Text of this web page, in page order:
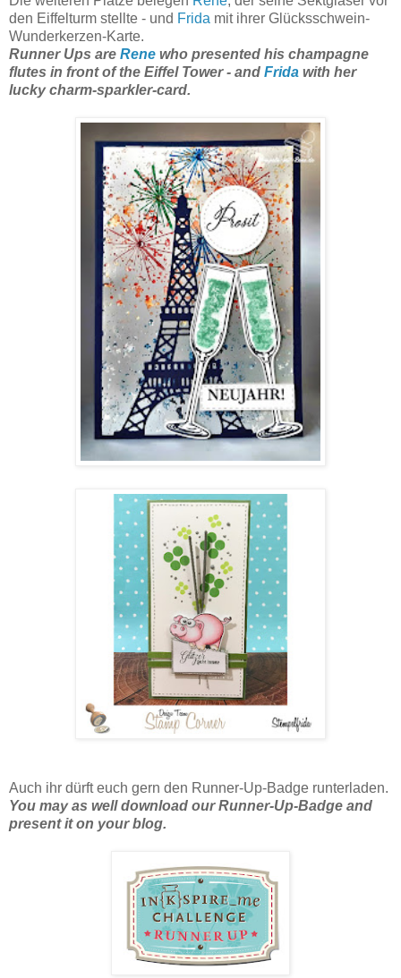
den Eiffelturm stellte - und Frida mit ihrer Glücksschwein-
Wunderkerzen-Karte.
Runner Ups are Rene who presented his champagne
flutes in front of the Eiffel Tower - and Frida with her
lucky charm-sparkler-card.
Auch ihr dürft euch gern den Runner-Up-Badge runterladen.
You may as well download our Runner-Up-Badge and
present it on your blog.